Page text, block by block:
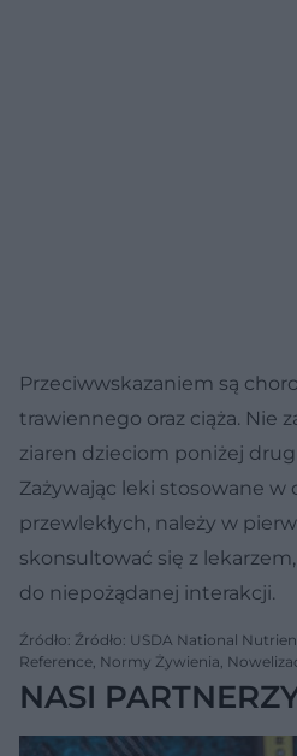
Przeciwwskazaniem są
trawiennego oraz ciąża. Nie
ziaren dzieciom poniżej
Zażywając leki stosowane w
przewlekłych, należy w
skonsultować się z
do niepożądanej interakcji.
Źródło: Źródło: USDA National
Reference, Normy Żywienia,
NASI